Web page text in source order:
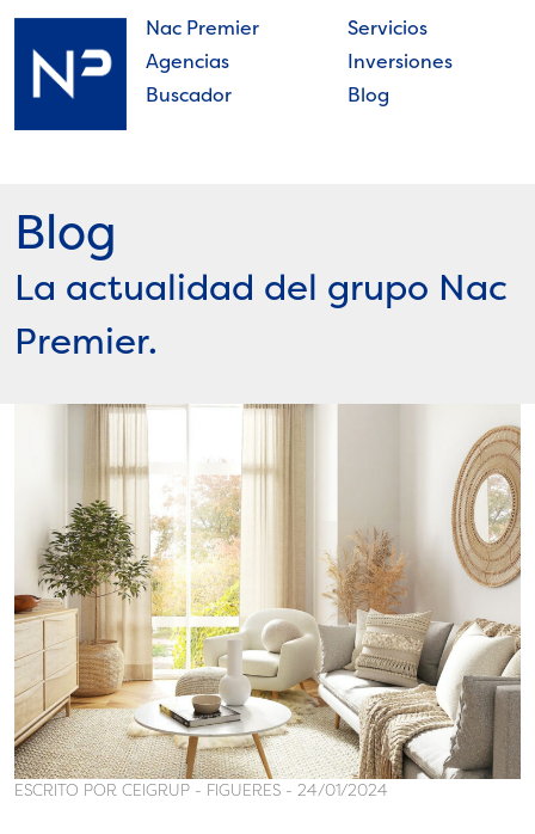
Skip
content
Nac Premier
Agencias
Buscador
Servicios
Inversiones
Blog
Blog
La actualidad del grupo Nac
Premier.
ESCRITO POR CEIGRUP - FIGUERES - 24/01/2024